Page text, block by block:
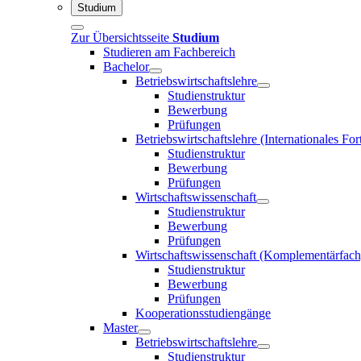
Studium
Zur Übersichtsseite Studium
Studieren am Fachbereich
Bachelor
Betriebswirtschaftslehre
Studienstruktur
Bewerbung
Prüfungen
Betriebswirtschaftslehre (Internationales
Studienstruktur
Bewerbung
Prüfungen
Wirtschaftswissenschaft
Studienstruktur
Bewerbung
Prüfungen
Wirtschaftswissenschaft
Studienstruktur
Bewerbung
Prüfungen
Kooperationsstudiengänge
Master
Betriebswirtschaftslehre
Studienstruktur